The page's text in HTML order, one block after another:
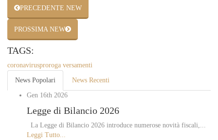
PRECEDENTE NEW
PROSSIMA NEW
TAGS:
coronavirusproroga versamenti
News Popolari News Recenti
Gen 16th 2026
Legge di Bilancio 2026
La Legge di Bilancio 2026 introduce numerose novità fiscali,...
Leggi Tutto...